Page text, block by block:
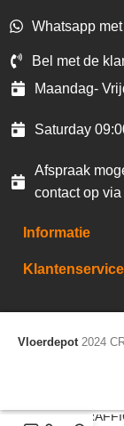
Whatsapp
Bel met de
Maandag-
Saturday
Afspraak
contact op
Informatie
Klantenservice
Vloerdepot 2024
CV